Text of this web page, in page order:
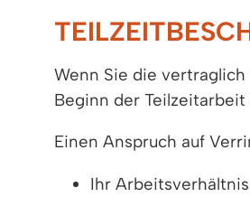
Wenn Sie die
Beginn der
Einen Anspruch auf
Ihr